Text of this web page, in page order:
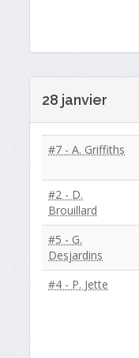
28 janvier
#7 - A. Griffiths
#2 - D.
Brouillard
#5 - G.
Desjardins
#4 - P. Jette